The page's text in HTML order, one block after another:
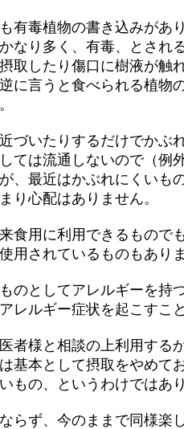
有毒植物の書き込みがあ
なり多く、有毒、とされ
取したり傷口に樹液が触
に言うと食べられる植物
づいたりするだけでかぶ
ては流通しないので（例
、最近はかぶれにくいも
り心配はありません。
食用に利用できるもので
用されているものもありま
のとしてアレルギーを持
レルギー症状を起こすこ
者様と相談の上利用する
基本として摂取をやめて
もの、というわけではあ
らず、今のままで同様楽